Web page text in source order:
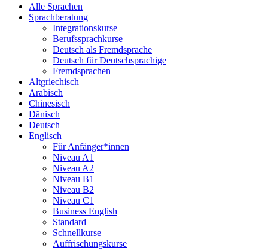
Alle Sprachen
Sprachberatung
Integrationskurse
Berufssprachkurse
Deutsch als Fremdsprache
Deutsch für Deutschsprachige
Fremdsprachen
Altgriechisch
Arabisch
Chinesisch
Dänisch
Deutsch
Englisch
Für Anfänger*innen
Niveau A1
Niveau A2
Niveau B1
Niveau B2
Niveau C1
Business English
Standard
Schnellkurse
Auffrischungskurse